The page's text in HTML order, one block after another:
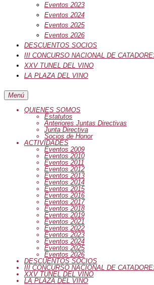
Eventos 2023
Eventos 2024
Eventos 2025
Eventos 2026
DESCUENTOS SOCIOS
III CONCURSO NACIONAL DE
XXV TUNEL DEL VINO
LA PLAZA DEL VINO
Menú
QUIENES SOMOS
Estatutos
Anteriores Juntas Directivas
Junta Directiva
Socios de Honor
ACTIVIDADES
Eventos 2009
Eventos 2010
Eventos 2011
Eventos 2012
Eventos 2013
Eventos 2014
Eventos 2015
Eventos 2016
Eventos 2017
Eventos 2018
Eventos 2019
Eventos 2021
Eventos 2022
Eventos 2023
Eventos 2024
Eventos 2025
Eventos 2026
DESCUENTOS SOCIOS
III CONCURSO NACIONAL DE
XXV TUNEL DEL VINO
LA PLAZA DEL VINO